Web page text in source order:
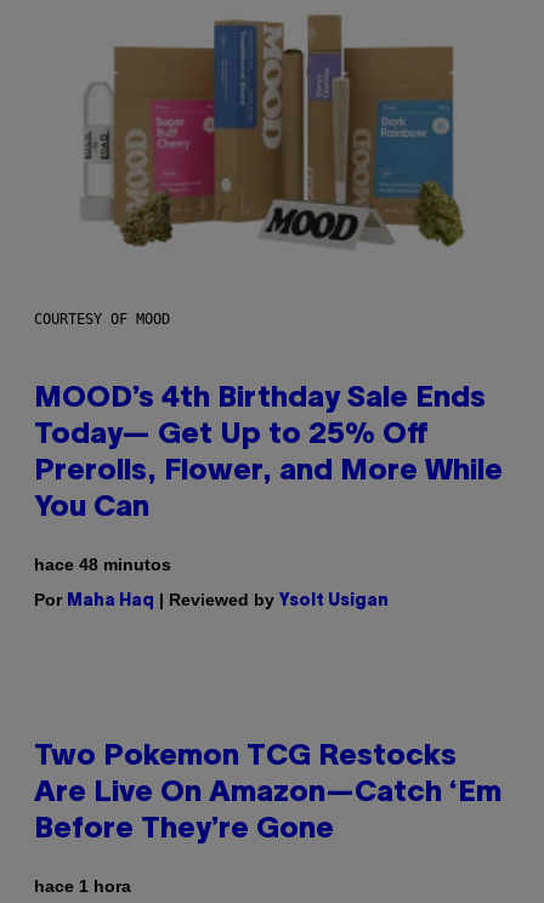
COURTESY OF MOOD
MOOD’s 4th Birthday Sale Ends
Today— Get Up to 25% Off
Prerolls, Flower, and More While
You Can
hace 48 minutos
Por Maha Haq | Reviewed by Ysolt Usigan
Two Pokemon TCG Restocks
Are Live On Amazon—Catch ‘Em
Before They’re Gone
hace 1 hora